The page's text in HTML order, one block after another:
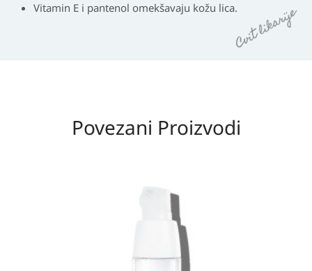
Vitamin E i pantenol omekšavaju kožu lica.
Povezani Proizvodi